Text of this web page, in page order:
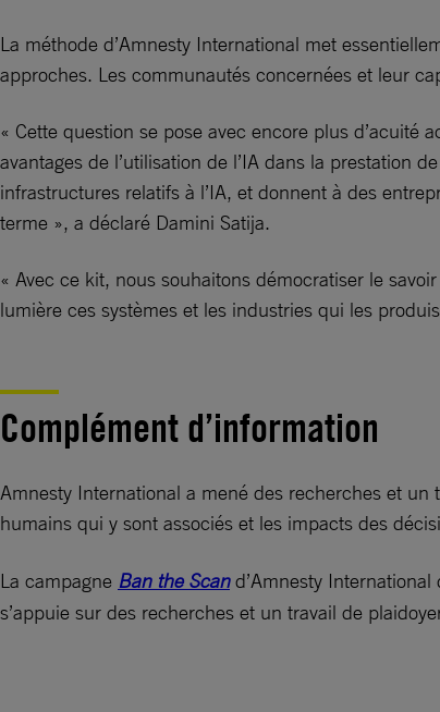
La méthode d’Amnesty International met
approches. Les communautés concernées et leur
« Cette question se pose avec encore plus d’acuité
avantages de l’utilisation de l’IA dans la prestation
infrastructures relatifs à l’IA, et donnent à des
terme », a déclaré Damini Satija.
« Avec ce kit, nous souhaitons démocratiser le
lumière ces systèmes et les industries qui les
Complément d’information
Amnesty International a mené des recherches et
humains qui y sont associés et les impacts des
La campagne Ban the Scand’Amnesty International
s’appuie sur des recherches et un travail de